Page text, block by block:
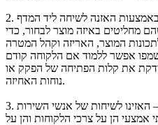
2. האזנה לשיחה ליד המדף
מחליטים באיזה מוצר לבחור, כדי
המוצר, האריזה וקהל המטרה
אפשר ללמוד אם הלקוחה קודם
את קלות הפתיחה של הפקק או
נוחות האחיזה.
3. – האזינו לשיחות של אנשי השירות
אמצעי הן על צרכי הלקוחות והן על